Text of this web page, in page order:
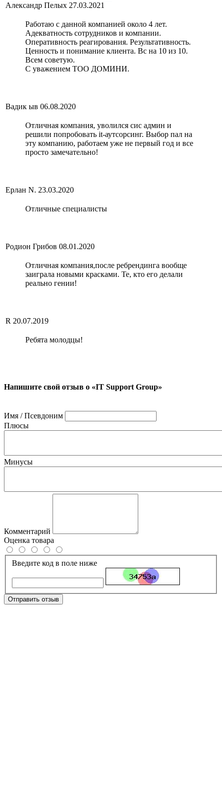
Александр Пелых 27.03.2021
Работаю с данной компанией около 4 лет.
Адекватность сотрудников и компании.
Оперативность реагирования. Результативность.
Ценность и понимание клиента. Вс на 10 из 10.
Всем советую.
С уважением ТОО ДОМИНИ.
Вадик ыв 06.08.2020
Отличная компания, уволился сис админ и
решили попробовать it-аутсорсинг. Выбор пал на
эту компанию, работаем уже не первый год и все
просто замечательно!
Ерлан N. 23.03.2020
Отличные специалисты
Родион Грибов 08.01.2020
Отличная компания,после ребрендинга вообще
заиграла новыми красками. Те, кто его делали
реально гении!
R 20.07.2019
Ребята молодцы!
Напишите свой отзыв о «IT Support Group»
Имя / Псевдоним
Плюсы
Минусы
Комментарий
Оценка товара
Введите код в поле ниже
Отправить отзыв